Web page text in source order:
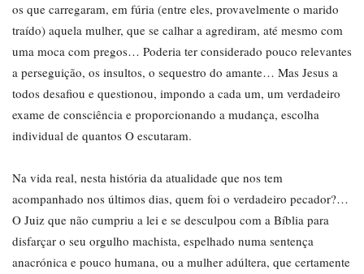
os que carregaram, em fúria (entre eles, provavelmente o marido
traído) aquela mulher, que se calhar a agrediram, até mesmo com
uma moca com pregos… Poderia ter considerado pouco relevantes
a perseguição, os insultos, o sequestro do amante… Mas Jesus a
todos desafiou e questionou, impondo a cada um, um verdadeiro
exame de consciência e proporcionando a mudança, escolha
individual de quantos O escutaram.
Na vida real, nesta história da atualidade que nos tem
acompanhado nos últimos dias, quem foi o verdadeiro pecador?…
O Juiz que não cumpriu a lei e se desculpou com a Bíblia para
disfarçar o seu orgulho machista, espelhado numa sentença
anacrónica e pouco humana, ou a mulher adúltera, que certamente